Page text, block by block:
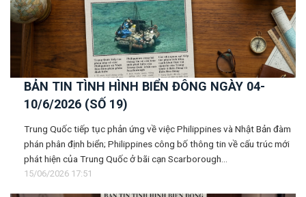
BẢN TIN TÌNH HÌNH BIỂN ĐÔNG NGÀY 04-
10/6/2026 (SỐ 19)
Trung Quốc tiếp tục phản ứng về việc Philippines và Nhật Bản đàm
phán phân định biển; Philippines công bố thông tin về cấu trúc mới
phát hiện của Trung Quốc ở bãi cạn Scarborough...
15/06/2026 17:51